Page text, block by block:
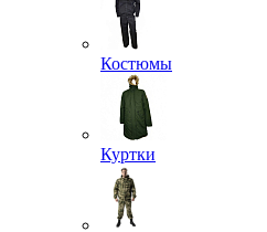
Костюмы
Куртки